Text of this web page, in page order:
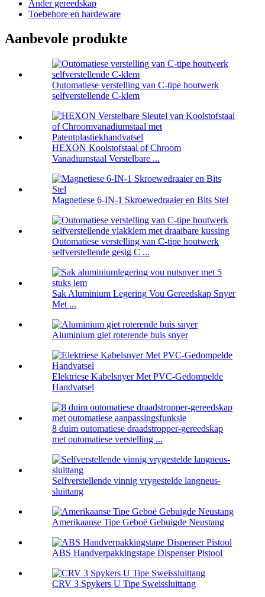
Ander gereedskap
Toebehore en hardeware
Aanbevole produkte
Outomatiese verstelling van C-tipe houtwerk
selfverstellende C-klem
HEXON Koolstofstaal of Chroom
Vanadiumstaal Verstelbare ...
Magnetiese 6-IN-1 Skroewedraaier en Bits Stel
Outomatiese verstelling van C-tipe houtwerk
selfverstellende gesig C ...
Sak Aluminium Legering Vou Gereedskap Snyer
Met ...
Aluminium giet roterende buis snyer
Elektriese Kabelsnyer Met PVC-Gedompelde
Handvatsel
8 duim outomatiese draadstropper-gereedskap
met outomatiese verstelling ...
Selfverstellende vinnig vrygestelde langneus-
sluittang
Amerikaanse Tipe Geboë Gebuigde Neustang
ABS Handverpakkingstape Dispenser Pistool
CRV 3 Spykers U Tipe Sweissluittang